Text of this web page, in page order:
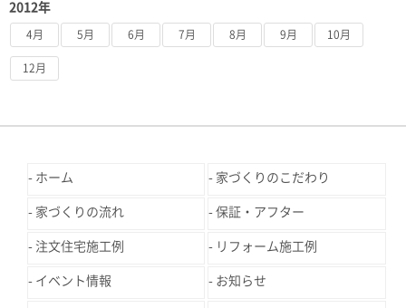
2012年
4月 5月 6月 7月 8月 9月 10月
12月
ホーム 家づくりのこだわり
家づくりの流れ 保証・アフター
注文住宅施工例 リフォーム施工例
イベント情報 お知らせ